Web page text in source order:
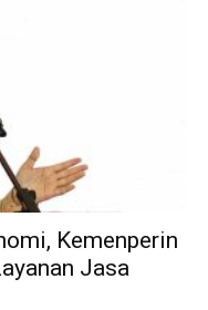
Kemenperin
Jasa